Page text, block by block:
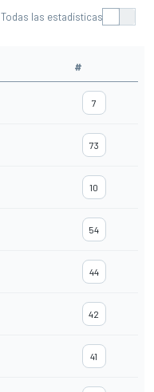
Todas las estadísticas
#
7
73
10
54
44
42
41